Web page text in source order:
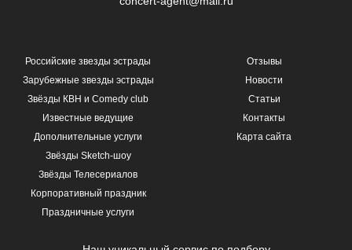
Российские звезды эстрады
Зарубежные звезды эстрады
Звёзды КВН и Comedy club
Известные ведущие
Дополнительные услуги
Звёзды Sketch-шоу
Звёзды Телесериалов
Корпоративный праздник
Праздничные услуги
Отзывы
Новости
Статьи
Контакты
Карта сайта